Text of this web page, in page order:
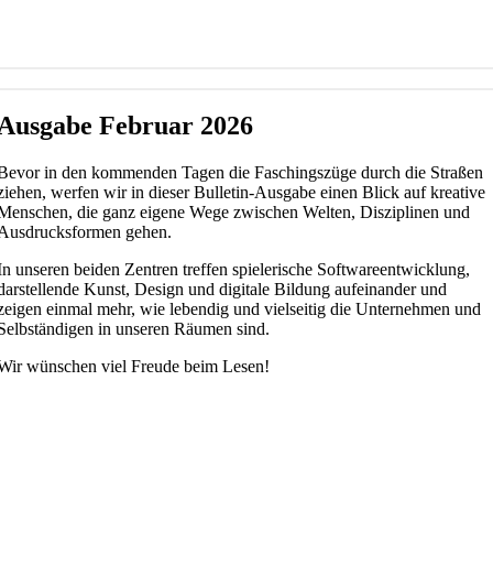
Februar 2026
in den kommenden Tagen die Faschingszüge durch die Straßen
werfen wir in dieser Bulletin-Ausgabe einen Blick auf kreative
die ganz eigene Wege zwischen Welten, Disziplinen und
gehen.
unseren beiden Zentren treffen spielerische Softwareentwicklung,
Kunst, Design und digitale Bildung aufeinander und
einmal mehr, wie lebendig und vielseitig die Unternehmen und
in unseren Räumen sind.
wünschen viel Freude beim Lesen!